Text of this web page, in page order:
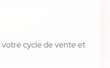
votre cycle de vente et